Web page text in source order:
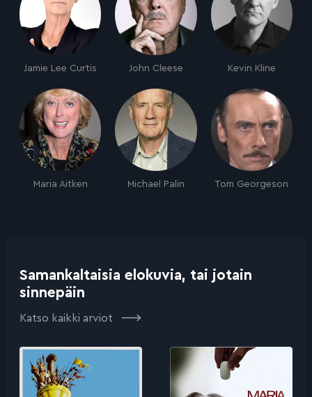
Jamie Lee Curtis John Cleese Kevin Kline
Maria Aitken Michael Palin Tom Georgeson
Samankaltaisia elokuvia, tai jotain
sinnepäin
Katso kaikki arviot